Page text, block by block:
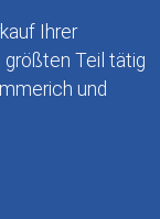
Ihrer
größten Teil tätig
und